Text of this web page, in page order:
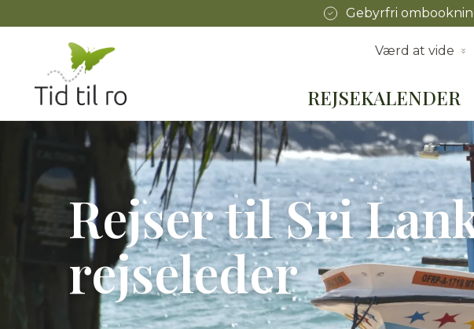
Gebyrfri
Værd at vide
REJSEKALENDER
Rejser til Sri
rejseleder